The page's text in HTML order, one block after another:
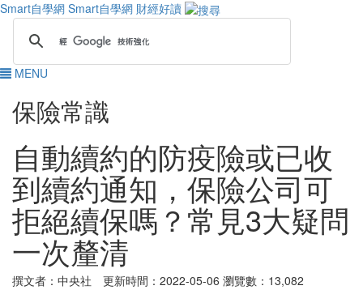
Smart自學網 Smart自學網 財經好讀
MENU
保險常識
自動續約的防疫險或已收
到續約通知，保險公司可
拒絕續保嗎？常見3大疑問
一次釐清
撰文者：中央社 更新時間：2022-05-06 瀏覽數：13,082